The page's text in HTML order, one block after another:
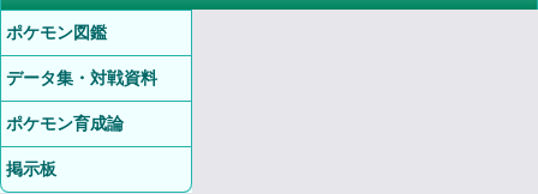
ポケモン図鑑
データ集・対戦資料
ポケモン育成論
掲示板